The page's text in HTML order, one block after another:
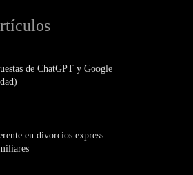
de ChatGPT y Google
en divorcios express